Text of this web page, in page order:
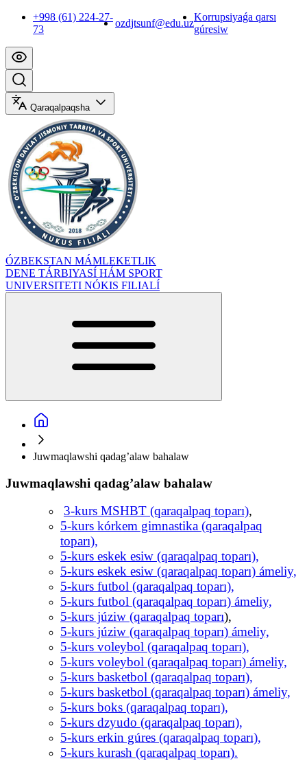
+998 (61) 224-27-
73
ozdjtsunf@edu.uz
Korrupsiyaǵa qarsı
gúresiw
Qaraqalpaqsha
ÓZBEKSTAN MÁMLEKETLIK
DENE TÁRBIYASÍ HÁM SPORT
UNIVERSITETI NÓKIS FILIALÍ
Juwmaqlawshi qadag’alaw bahalaw
Juwmaqlawshi qadag’alaw bahalaw
3-kurs MSHBT (qaraqalpaq toparı),
5-kurs kórkem gimnastika (qaraqalpaq
toparı),
5-kurs eskek esiw (qaraqalpaq toparı),
5-kurs eskek esiw (qaraqalpaq toparı) ámeliy,
5-kurs futbol (qaraqalpaq toparı),
5-kurs futbol (qaraqalpaq toparı) ámeliy,
5-kurs júziw (qaraqalpaq toparı),
5-kurs júziw (qaraqalpaq toparı) ámeliy,
5-kurs voleybol (qaraqalpaq toparı),
5-kurs voleybol (qaraqalpaq toparı) ámeliy,
5-kurs basketbol (qaraqalpaq toparı),
5-kurs basketbol (qaraqalpaq toparı) ámeliy,
5-kurs boks (qaraqalpaq toparı),
5-kurs dzyudo (qaraqalpaq toparı),
5-kurs erkin gúres (qaraqalpaq toparı),
5-kurs kurash (qaraqalpaq toparı).